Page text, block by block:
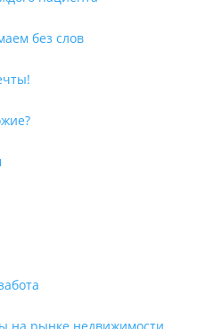
без слов